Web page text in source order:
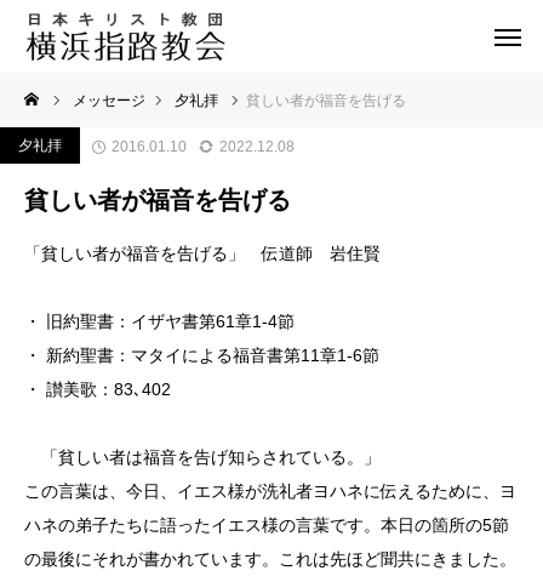
メッセージ 夕礼拝 貧しい者が福音を告げる
夕礼拝 2016.01.10 2022.12.08
貧しい者が福音を告げる
「貧しい者が福音を告げる」 伝道師 岩住賢
・ 旧約聖書：イザヤ書第61章1-4節
・ 新約聖書：マタイによる福音書第11章1-6節
・ 讃美歌：83､402
「貧しい者は福音を告げ知らされている。」
この言葉は、今日、イエス様が洗礼者ヨハネに伝えるために、ヨ
ハネの弟子たちに語ったイエス様の言葉です。本日の箇所の5節
の最後にそれが書かれています。これは先ほど聞共にきました。